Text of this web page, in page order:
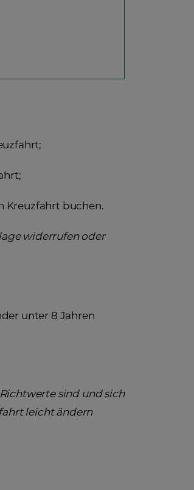
Kreuzfahrt buchen.
widerrufen oder
unter 8 Jahren
sind und sich
leicht ändern